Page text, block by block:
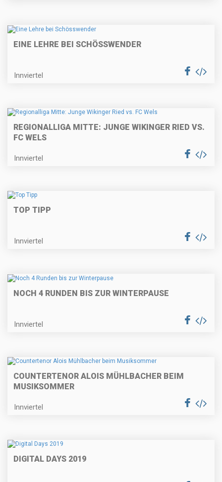
EINE LEHRE BEI SCHÖSSWENDER
Innviertel
REGIONALLIGA MITTE: JUNGE WIKINGER RIED VS.
FC WELS
Innviertel
TOP TIPP
Innviertel
NOCH 4 RUNDEN BIS ZUR WINTERPAUSE
Innviertel
COUNTERTENOR ALOIS MÜHLBACHER BEIM
MUSIKSOMMER
Innviertel
DIGITAL DAYS 2019